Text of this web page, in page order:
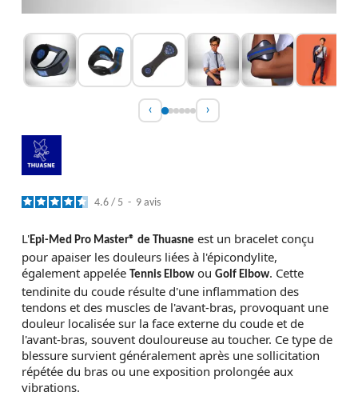
‹ ›
4.6 / 5 - 9 avis
L'Epi-Med Pro Master® de Thuasne est un bracelet conçu
pour apaiser les douleurs liées à l'épicondylite,
également appelée Tennis Elbow ou Golf Elbow. Cette
tendinite du coude résulte d'une inflammation des
tendons et des muscles de l'avant-bras, provoquant une
douleur localisée sur la face externe du coude et de
l'avant-bras, souvent douloureuse au toucher. Ce type de
blessure survient généralement après une sollicitation
répétée du bras ou une exposition prolongée aux
vibrations.